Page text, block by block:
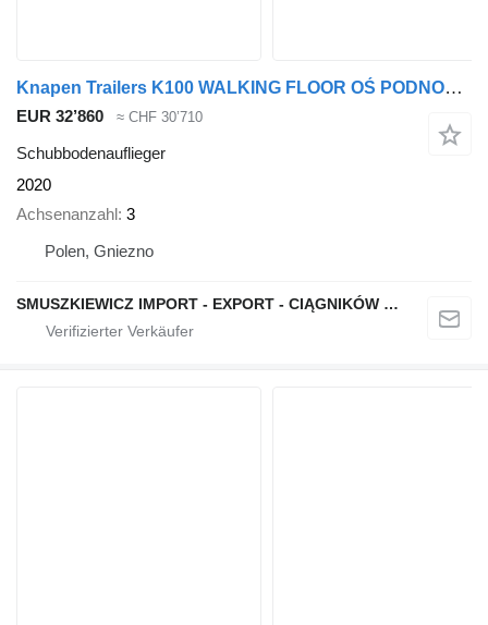
Knapen Trailers K100 WALKING FLOOR OŚ PODNOSZONA WABCO 1082
EUR 32’860 ≈ CHF 30’710
Schubbodenauflieger
2020
Achsenanzahl 3
Polen, Gniezno
SMUSZKIEWICZ IMPORT - EXPORT - CIĄGNIKÓW SIODŁOWYCH I NACZEP